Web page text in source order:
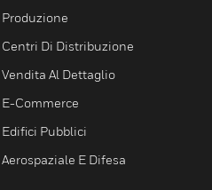
Produzione
Centri Di Distribuzione
Vendita Al Dettaglio
E-Commerce
Edifici Pubblici
Aerospaziale E Difesa